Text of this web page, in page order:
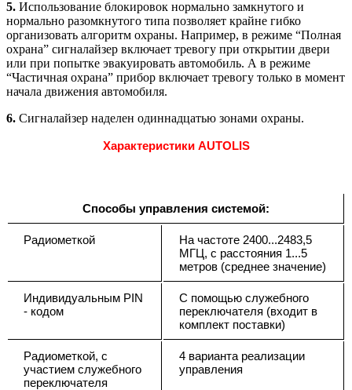
5. Использование блокировок нормально замкнутого и
нормально разомкнутого типа позволяет крайне гибко
организовать алгоритм охраны. Например, в режиме “Полная
охрана” сигналайзер включает тревогу при открытии двери
или при попытке эвакуировать автомобиль. А в режиме
“Частичная охрана” прибор включает тревогу только в момент
начала движения автомобиля.
6. Сигналайзер наделен одиннадцатью зонами охраны.
Характеристики AUTOLIS
Способы управления системой:
Радиометкой
На частоте 2400...2483,5
МГЦ, с расстояния 1...5
метров (среднее значение)
Индивидуальным PIN
- кодом
С помощью служебного
переключателя (входит в
комплект поставки)
Радиометкой, с
участием служебного
переключателя
4 варианта реализации
управления